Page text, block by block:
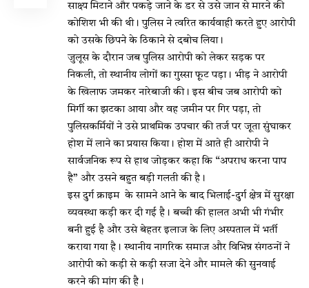
साक्ष्य मिटाने और पकड़े जाने के डर से उसे जान से मारने की
कोशिश भी की थी। पुलिस ने त्वरित कार्यवाही करते हुए आरोपी
को उसके छिपने के ठिकाने से दबोच लिया।
जुलूस के दौरान जब पुलिस आरोपी को लेकर सड़क पर
निकली, तो स्थानीय लोगों का गुस्सा फूट पड़ा। भीड़ ने आरोपी
के खिलाफ जमकर नारेबाजी की। इस बीच जब आरोपी को
मिर्गी का झटका आया और वह जमीन पर गिर पड़ा, तो
पुलिसकर्मियों ने उसे प्राथमिक उपचार की तर्ज पर जूता सुंघाकर
होश में लाने का प्रयास किया। होश में आते ही आरोपी ने
सार्वजनिक रूप से हाथ जोड़कर कहा कि “अपराध करना पाप
है” और उसने बहुत बड़ी गलती की है।
इस दुर्ग क्राइम के सामने आने के बाद भिलाई-दुर्ग क्षेत्र में सुरक्षा
व्यवस्था कड़ी कर दी गई है। बच्ची की हालत अभी भी गंभीर
बनी हुई है और उसे बेहतर इलाज के लिए अस्पताल में भर्ती
कराया गया है। स्थानीय नागरिक समाज और विभिन्न संगठनों ने
आरोपी को कड़ी से कड़ी सजा देने और मामले की सुनवाई
करने की मांग की है।